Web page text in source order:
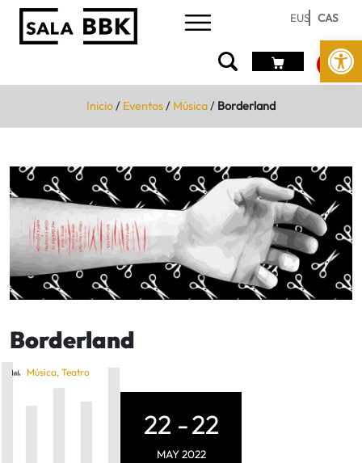
Abrir
EUS CAS
Inicio/ Eventos/ Música/ Borderland
Borderland
Música, Teatro
22 -22
MAY2022